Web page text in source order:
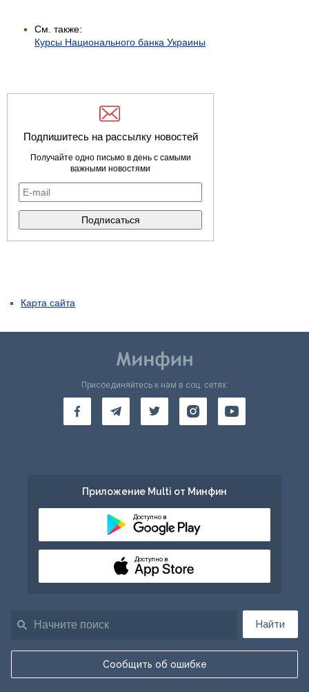
См. также:
Курсы Национального банка Украины
Подпишитесь на рассылку новостей
Получайте одно письмо в день с самыми
важными новостями
Карта сайта
Найти
Сообщить об ошибке
Присоединяйтесь к нам в соц. сетях:
Приложение Multi от Минфин
Доступно в
Доступно в